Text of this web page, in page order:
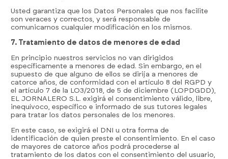
Usted garantiza que los Datos Personales que nos facilite
son veraces y correctos, y será responsable de
comunicarnos cualquier modificación en los mismos.
7. Tratamiento de datos de menores de edad
En principio nuestros servicios no van dirigidos
específicamente a menores de edad. Sin embargo, en el
supuesto de que alguno de ellos se dirija a menores de
catorce años, de conformidad con el artículo 8 del RGPD y
el artículo 7 de la LO3/2018, de 5 de diciembre (LOPDGDD),
EL JORNALERO S.L. exigirá el consentimiento válido, libre,
inequívoco, específico e informado de sus tutores legales
para tratar los datos personales de los menores.
En este caso, se exigirá el DNI u otra forma de
identificación de quien preste el consentimiento. En el caso
de mayores de catorce años podrá procederse al
tratamiento de los datos con el consentimiento del usuario,